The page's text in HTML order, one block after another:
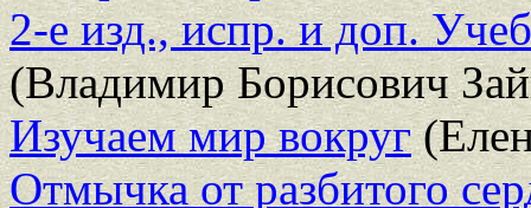
2-е изд., испр. и доп.
(Владимир Борисович
Изучаем мир вокруг
Отмычка от разбитого